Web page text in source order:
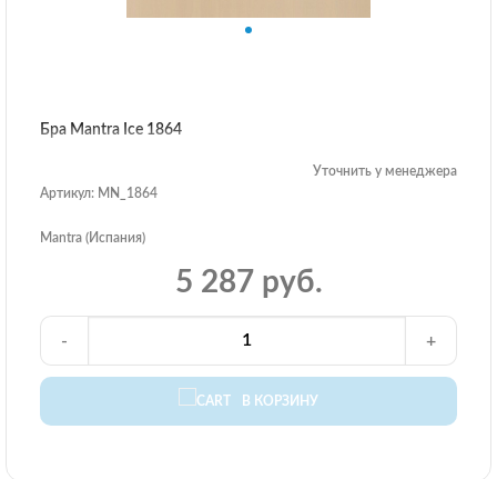
Бра Mantra Ice 1864
Уточнить у менеджера
Артикул: MN_1864
Mantra (Испания)
5 287 руб.
В КОРЗИНУ
- +